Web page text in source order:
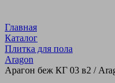
Главная
Каталог
Плитка для пола
Aragon
Арагон беж КГ 03 в2 /